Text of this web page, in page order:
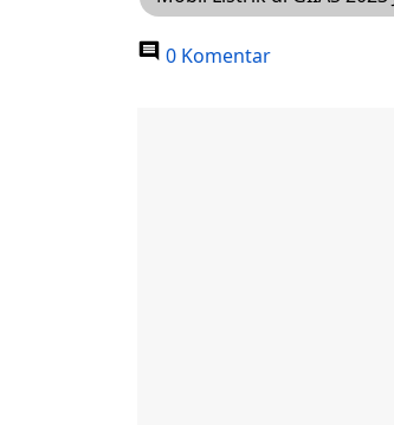
0 Komentar